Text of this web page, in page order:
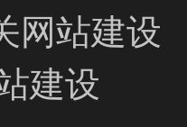
网站建设
建设